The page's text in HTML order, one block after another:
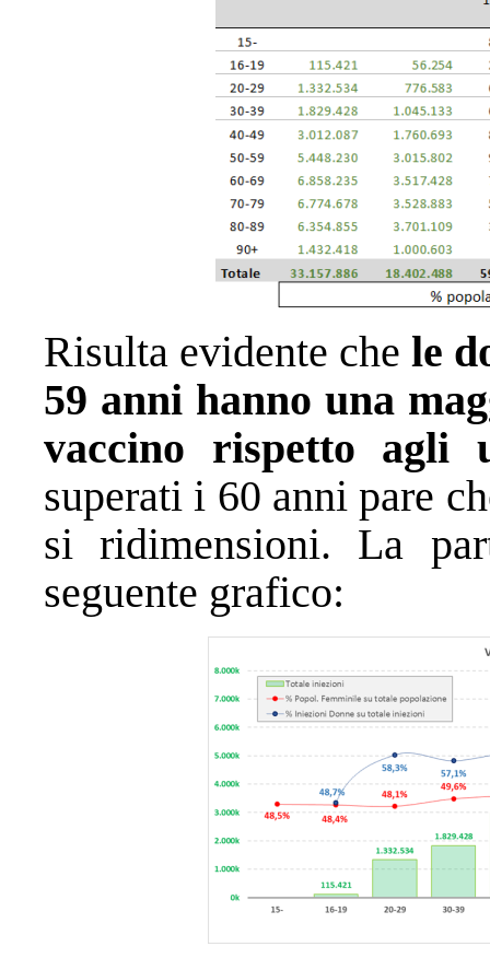
Risulta evidente che le
59 anni hanno una
vaccino rispetto agli
superati i 60 anni pare
si ridimensioni. La
seguente grafico: